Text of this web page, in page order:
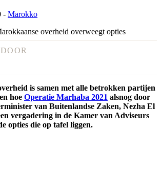
- Marokko
is samen met alle betrokken partijen
hoe Operatie Marhaba 2021 alsnog door
van Buitenlandse Zaken, Nezha El
vergadering in de Kamer van Adviseurs
opties die op tafel liggen.